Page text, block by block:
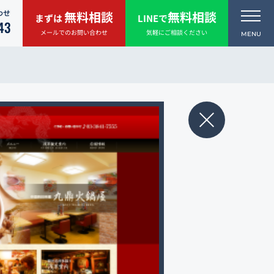
せ まずは無料相談
メールでのお問い合わせ
LINEで無料相談
気軽にご相談ください